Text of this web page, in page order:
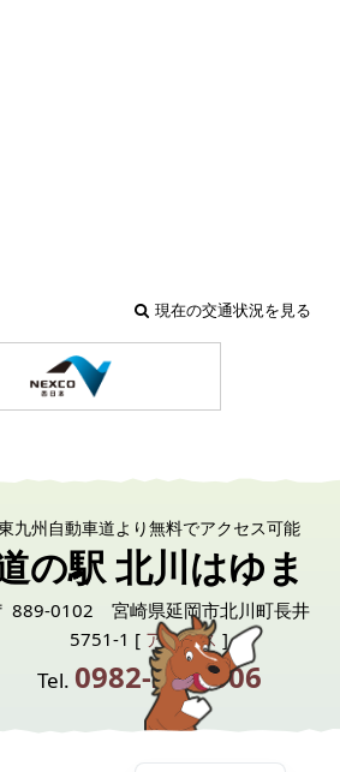
現在の交通状況を見る
九州自動車道より無料でアクセス可能
の駅 北川はゆま
889-0102 宮崎県延岡市北川町長井
5751-1 [ アクセス ]
Tel. 0982-24-6006